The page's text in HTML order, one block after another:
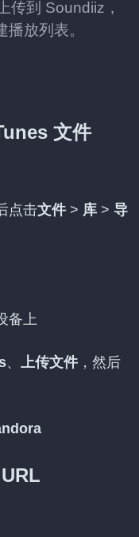
传到 Soundiiz，
放列表。
文件
点击文件> 库 > 导
备上
、 上传文件，然后